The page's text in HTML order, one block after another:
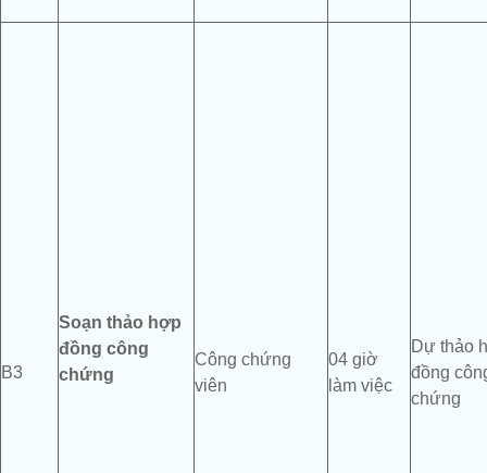
B3
Soạn thảo hợp
đồng công
chứng
Công chứng
viên
04 giờ
làm việc
Dự thảo
đồng
chứng